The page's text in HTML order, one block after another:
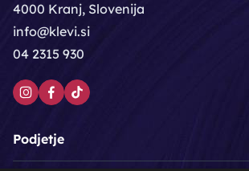
4000 Kranj, Slovenija
info@klevi.si
04 2315 930
Podjetje